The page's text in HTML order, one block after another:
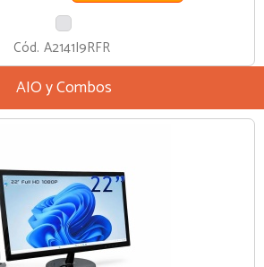
Cód. A2141I9RFR
AIO y Combos